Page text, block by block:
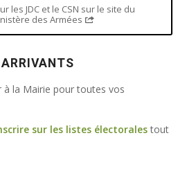
les JDC et le CSN sur le site du
des Armées
à la Mairie pour toutes vos
sur les listes électoralestout